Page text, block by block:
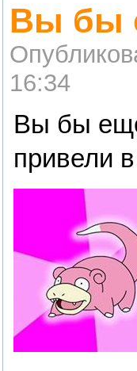
Вы бы
16:34
Вы бы
привели